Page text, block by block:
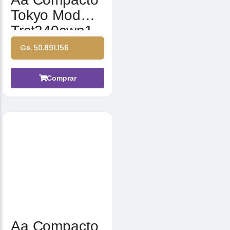
Tokyo Mod
Trct240cwn1
240000btu
380-415v 3n
50hz
Gs. 50.891.156
Comprar
Aa Compacto